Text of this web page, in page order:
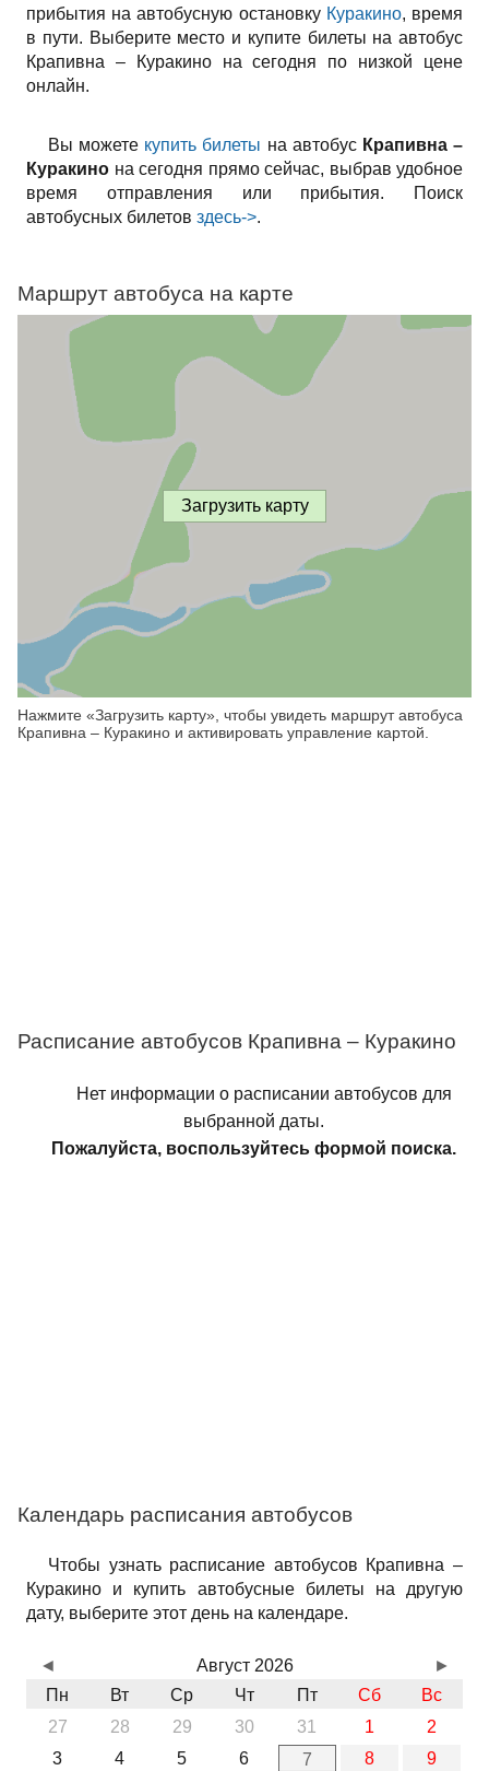
прибытия на автобусную остановку Куракино, время
в пути. Выберите место и купите билеты на автобус
Крапивна – Куракино на сегодня по низкой цене
онлайн.
Вы можете купить билеты на автобус Крапивна –
Куракино на сегодня прямо сейчас, выбрав удобное
время отправления или прибытия. Поиск
автобусных билетов здесь->.
Маршрут автобуса на карте
Загрузить карту
Нажмите «Загрузить карту», чтобы увидеть маршрут автобуса
Крапивна – Куракино и активировать управление картой.
Расписание автобусов Крапивна – Куракино
Нет информации о расписании автобусов для
выбранной даты.
Пожалуйста, воспользуйтесь формой поиска.
Календарь расписания автобусов
Чтобы узнать расписание автобусов Крапивна –
Куракино и купить автобусные билеты на другую
дату, выберите этот день на календаре.
Август 2026
Пн
Вт Ср Чт Пт Сб
Вс
27
28 29 30 31 1
2
3
4 5 6 7 8
9
◄ ►